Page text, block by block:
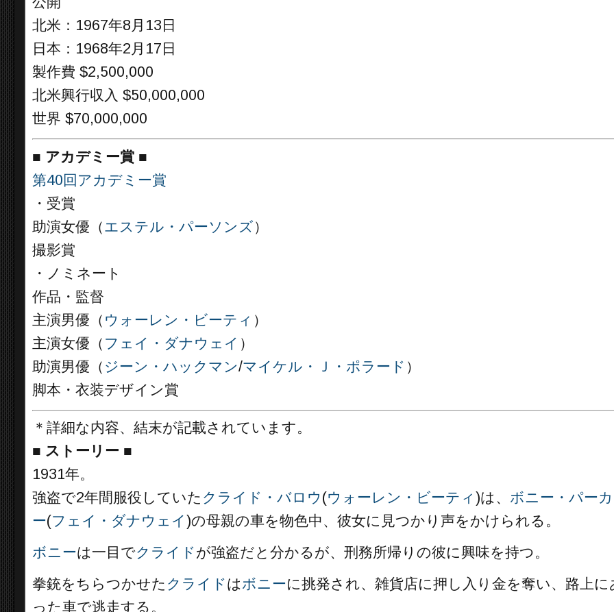
北米：1967年8月13日
日本：1968年2月17日
製作費 $2,500,000
北米興行収入 $50,000,000
世界 $70,000,000
■ アカデミー賞 ■
第40回アカデミー賞
・受賞
助演女優（エステル・パーソンズ）
撮影賞
・ノミネート
作品・監督
主演男優（ ウォーレン・ビーティ ）
主演女優（ フェイ・ダナウェイ ）
助演男優（ ジーン・ハックマン/マイケル・Ｊ・ポラード ）
脚本・衣装デザイン賞
＊詳細な内容、結末が記載されています。
■ ストーリー ■
1931年。
強盗で2年間服役していた クライド・バロウ (ウォーレン・ビーティ )は、 ボニー・パーカ
ー(フェイ・ダナウェイ)の母親の車を物色中、彼女に見つかり声をかけられる。
ボニーは一目でクライドが強盗だと分かるが、刑務所帰りの彼に興味を持つ。
拳銃をちらつかせた クライドはボニーに挑発され、雑貨店に押し入り金を奪い、路上に
った車で逃走する。